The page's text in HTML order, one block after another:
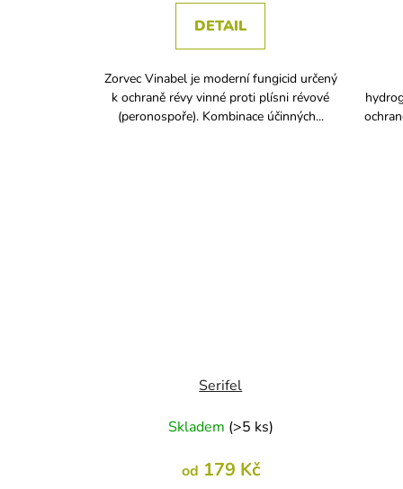
DETAIL
Zorvec Vinabel je moderní fungicid určený
k ochraně révy vinné proti plísni révové
(peronospoře). Kombinace účinných...
Serifel
Skladem (>5 ks)
od 179 Kč